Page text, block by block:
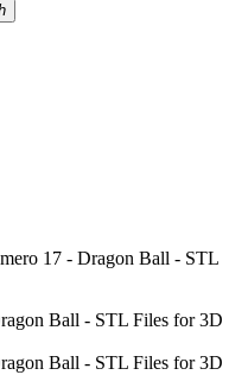
17 - Dragon Ball - STL